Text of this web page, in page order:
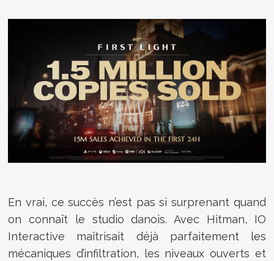
En vrai, ce succès n’est pas si surprenant quand
on connaît le studio danois. Avec Hitman, IO
Interactive maîtrisait déjà parfaitement les
mécaniques d’infiltration, les niveaux ouverts et